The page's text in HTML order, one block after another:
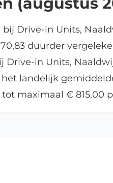
bij Drive-in Units,
duurder
in Units,
landelijk
maximaal € 815,00